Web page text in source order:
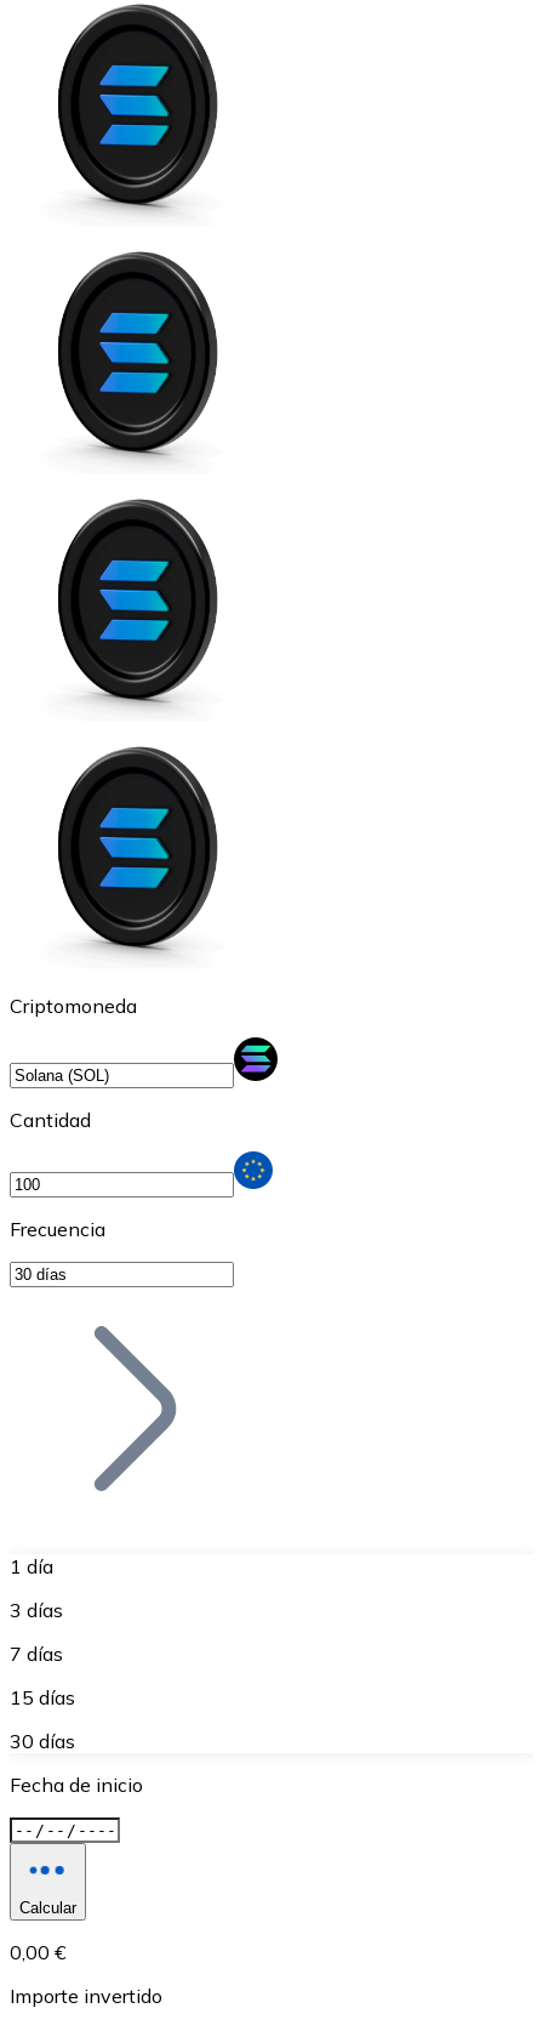
XRP
XRP
Ver todo
Efectivo
Comprar con efectivo
Transferencia SEPA
Añade fondos a tu cuenta Bitnovo o realiza compras
Comprar con Transferencia
Tarjeta de crédito / débito
Utiliza tarjetas Visa y Mastercard para comprar
Comprar con tarjeta
Tienda - Tarjetas regalo
Nuevo
Compra tarjetas regalo de tus marcas favoritas con
Criptomoneda
Cantidad
Frecuencia
1 día
3 días
7 días
15 días
30 días
Fecha de inicio
Calcular
0,00 €
Importe invertido